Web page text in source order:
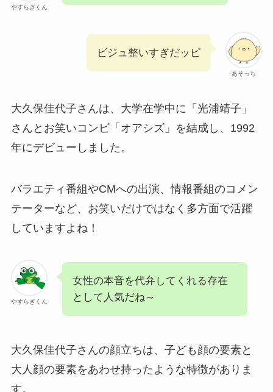
やすらぎくん
あそっち
ビジュ整いすぎだッピ
大久保佳代子さんは、大学在学中に「光浦靖子」
さんとお笑いコンビ「オアシズ」を結成し、1992
年にデビューしました。
バラエティ番組やCMへの出演、情報番組のコメン
テーターなど、お笑いだけではなく多方面で活躍
していますよね！
やすらぎくん
女性の本音を代弁してくれる存在
として人気だね～
大久保佳代子さんの顔立ちは、子ども顔の要素と
大人顔の要素をあわせ持ったような特徴がありま
す。